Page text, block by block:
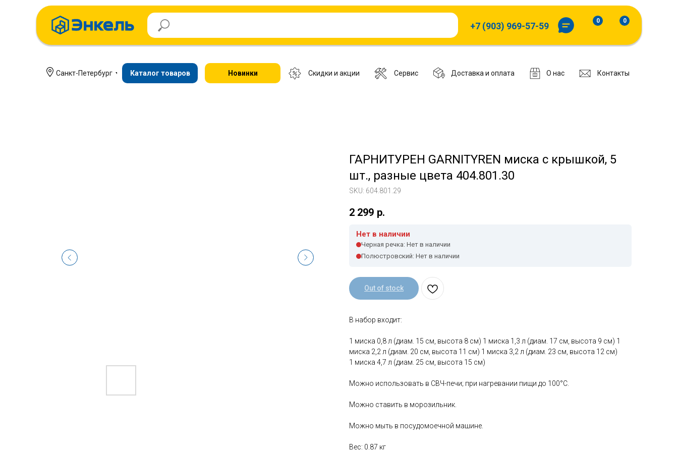
+7 (903) 969-57-59 0
0
Контакты
О нас
Доставка и оплата
Скидки и акции Сервис
Каталог товаров Новинки
Санкт-Петербург
ГАРНИТУРЕН GARNITYREN миска с крышкой, 5
шт., разные цвета 404.801.30
SKU: 604.801.29
2 299 р.
Нет в наличии
Черная речка: Нет в наличии
Полюстровский: Нет в наличии
Out of stock
В набор входит:
1 миска 0,8 л (диам. 15 см, высота 8 см) 1 миска 1,3 л (диам. 17 см, высота 9 см) 1
миска 2,2 л (диам. 20 см, высота 11 см) 1 миска 3,2 л (диам. 23 см, высота 12 см)
1 миска 4,7 л (диам. 25 см, высота 15 см)
Можно использовать в СВЧ-печи; при нагревании пищи до 100°C.
Можно ставить в морозильник.
Можно мыть в посудомоечной машине.
Вес: 0.87 кг